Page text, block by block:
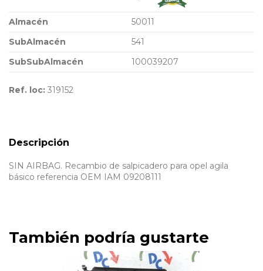
Almacén
50011
SubAlmacén
541
SubSubAlmacén
100039207
Ref. loc: 319152
Descripción
SIN AIRBAG. Recambio de salpicadero para opel agila
básico referencia OEM IAM 09208111
También podría gustarte